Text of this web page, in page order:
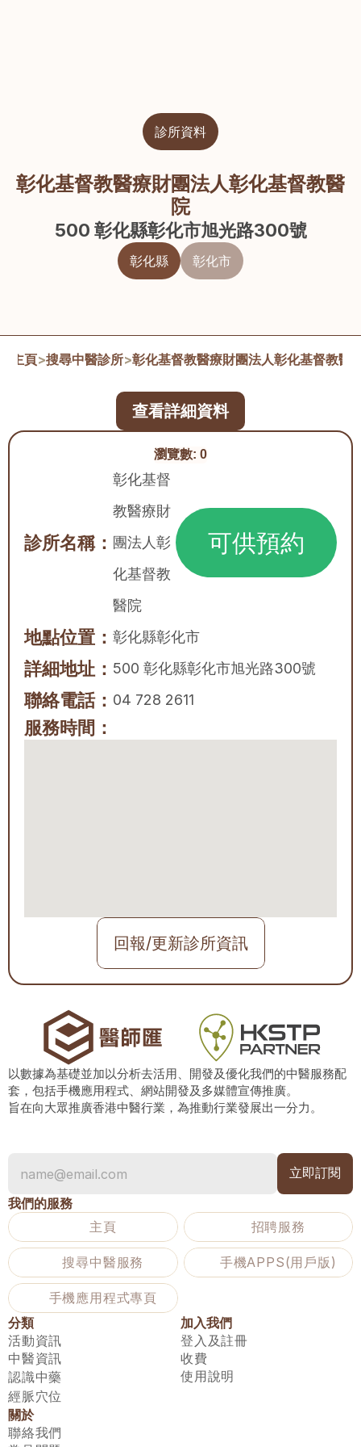
診所資料
彰化基督教醫療財團法人彰化基督教醫
院
500 彰化縣彰化市旭光路300號
彰化縣 彰化市
主頁>搜尋中醫診所>彰化基督教醫療財團法人彰化基督教醫
瀏覽數: 0
診所名稱：
彰化基督
教醫療財
團法人彰
化基督教
醫院
可供預約
地點位置： 彰化縣彰化市
詳細地址： 500 彰化縣彰化市旭光路300號
聯絡電話： 04 728 2611
服務時間：
回報/更新診所資訊
查看詳細資料
以數據為基礎並加以分析去活用、開發及優化我們的中醫服務配
套，包括手機應用程式、網站開發及多媒體宣傳推廣。
旨在向大眾推廣香港中醫行業，為推動行業發展出一分力。
我們的服務
主頁
招聘服務
搜尋中醫服務 手機APPS(用戶版)
手機應用程式專頁
分類
活動資訊
中醫資訊
認識中藥
經脈穴位
加入我們
登入及註冊
收費
使用說明
關於
聯絡我們